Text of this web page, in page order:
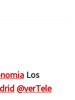
Los
@verTele